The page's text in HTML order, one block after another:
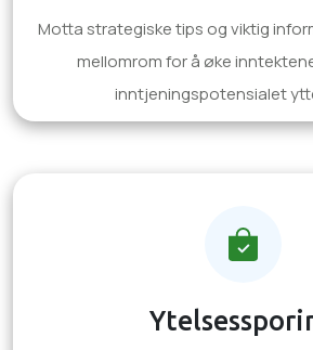
Motta strategiske tips og viktig
mellomrom for å øke
inntjeningspotensialet